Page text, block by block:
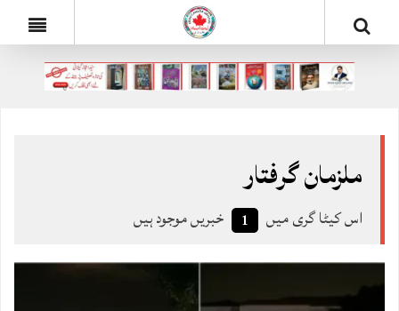
ملزمان گرفتار
اس کیٹا گری میں 1 خبریں موجود ہیں